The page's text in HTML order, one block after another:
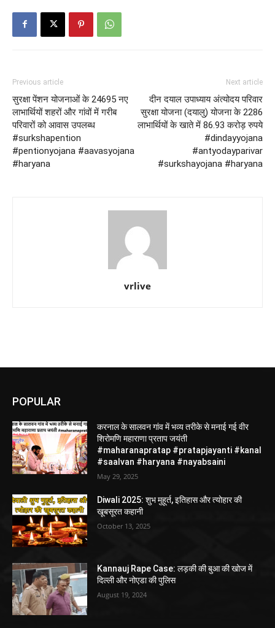
Previous article
सुरक्षा पेंशन योजनाओं के 24695 नए
लाभार्थियों शहरों और गांवों में गरीब
परिवारों को आवास उपलब्ध
#surkshapention
#pentionyojana #aavasyojana
#haryana
Next article
दीन दयाल उपाध्याय अंत्योदय परिवार
सुरक्षा योजना (दयालु) योजना के 2286
लाभार्थियों के खाते में 86.93 करोड़ रुपये
#dindayyojana
#antyodayparivar
#surkshayojana #haryana
vrlive
POPULAR
करनाल के सालवन गांव में भव्य तरीके से मनाई गई वीर
शिरोमणि महाराणा प्रताप जयंती
#maharanapratap #pratapjayanti #kanal
#saalvan #haryana #nayabsaini
May 29, 2025
Diwali 2025: शुभ मुहूर्त, इतिहास और त्योहार की
खूबसूरत कहानी
October 13, 2025
Kannauj Rape Case: लड़की की बुआ की खोज में
दिल्ली और नोएडा की पुलिस
August 19, 2024